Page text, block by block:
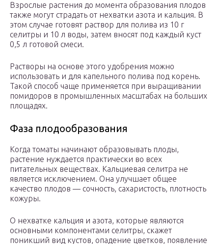
Взрослые растения до момента образования плодов
также могут страдать от нехватки азота и кальция. В
этом случае готовят раствор для полива из 10 г
селитры и 10 л воды, затем вносят под каждый куст
0,5 л готовой смеси.
Растворы на основе этого удобрения можно
использовать и для капельного полива под корень.
Такой способ чаще применяется при выращивании
помидоров в промышленных масштабах на больших
площадях.
Фаза плодообразования
Когда томаты начинают образовывать плоды,
растение нуждается практически во всех
питательных веществах. Кальциевая селитра не
является исключением. Она улучшает общее
качество плодов — сочность, сахаристость, плотность
кожуры.
О нехватке кальция и азота, которые являются
основными компонентами селитры, скажет
поникший вид кустов, опадение цветков, появление